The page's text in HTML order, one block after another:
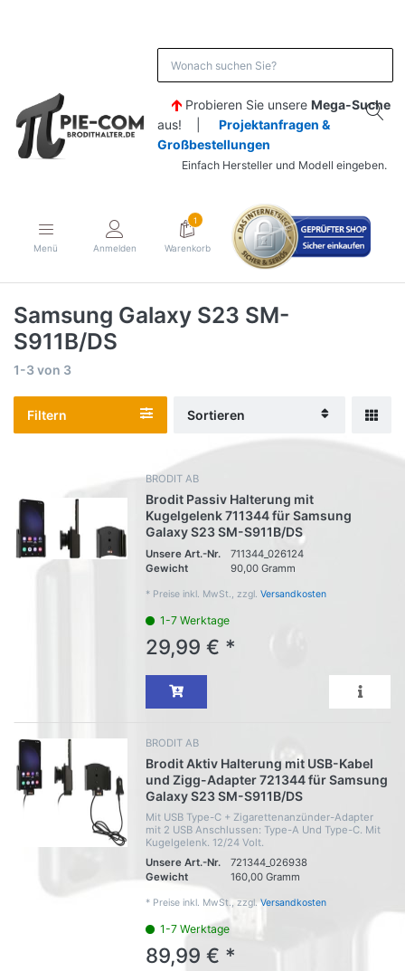
Probieren Sie unsere Mega-Suche
aus! | Projektanfragen &
Großbestellungen
Einfach Hersteller und Modell eingeben.
Menü Anmelden
1
Warenkorb
Samsung Galaxy S23 SM-
S911B/DS
1-3von 3
Filtern Sortieren
BRODIT AB
Brodit Passiv Halterung mit
Kugelgelenk 711344 für Samsung
Galaxy S23 SM-S911B/DS
Unsere Art.-Nr.
711344_026124
Gewicht
90,00 Gramm
* Preise inkl. MwSt., zzgl. Versandkosten
1-7 Werktage
29,99 € *
BRODIT AB
Brodit Aktiv Halterung mit USB-Kabel
und Zigg-Adapter 721344 für Samsung
Galaxy S23 SM-S911B/DS
Mit USB Type-C + Zigarettenanzünder-Adapter
mit 2 USB Anschlussen: Type-A Und Type-C. Mit
Kugelgelenk. 12/24 Volt.
Unsere Art.-Nr.
721344_026938
Gewicht
160,00 Gramm
* Preise inkl. MwSt., zzgl.Versandkosten
1-7 Werktage
89,99 € *